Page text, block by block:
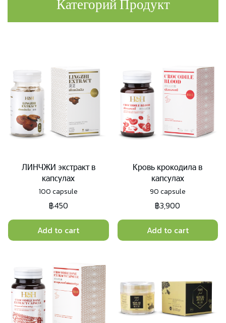
ЛИНЧЖИ экстракт в
капсулах
100 capsule
฿450
Add to cart
Кровь крокодила в
капсулах
90 capsule
฿3,900
Add to cart